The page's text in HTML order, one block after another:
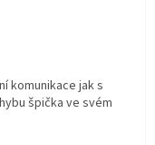
komunikace jak s
špička ve svém